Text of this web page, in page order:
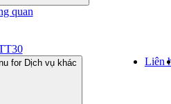
quan
for Dịch vụ khác Liên